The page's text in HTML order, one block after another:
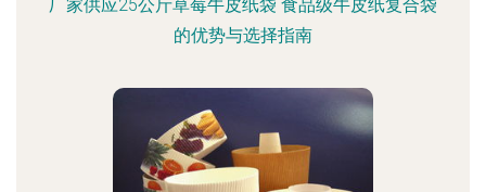
厂家供应25公斤草莓牛皮纸袋 食品级牛皮纸复合袋
的优势与选择指南